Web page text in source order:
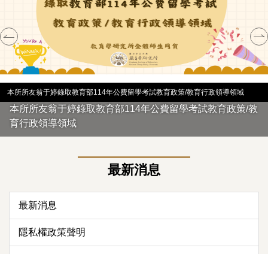
本所所友翁于婷錄取教育部114年公費留學考試教育政策/教育行政領導領域
本所所友翁于婷錄取教育部114年公費留學考試教育政策/教
育行政領導領域
最新消息
最新消息
隱私權政策聲明